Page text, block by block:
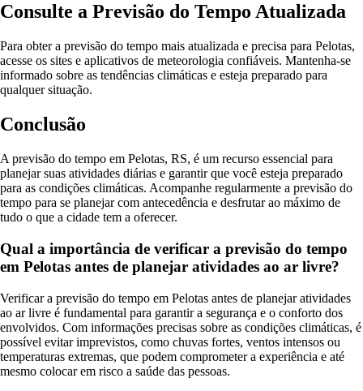
Consulte a Previsão do Tempo Atualizada
Para obter a previsão do tempo mais atualizada e precisa para Pelotas,
acesse os sites e aplicativos de meteorologia confiáveis. Mantenha-se
informado sobre as tendências climáticas e esteja preparado para
qualquer situação.
Conclusão
A previsão do tempo em Pelotas, RS, é um recurso essencial para
planejar suas atividades diárias e garantir que você esteja preparado
para as condições climáticas. Acompanhe regularmente a previsão do
tempo para se planejar com antecedência e desfrutar ao máximo de
tudo o que a cidade tem a oferecer.
Qual a importância de verificar a previsão do tempo
em Pelotas antes de planejar atividades ao ar livre?
Verificar a previsão do tempo em Pelotas antes de planejar atividades
ao ar livre é fundamental para garantir a segurança e o conforto dos
envolvidos. Com informações precisas sobre as condições climáticas, é
possível evitar imprevistos, como chuvas fortes, ventos intensos ou
temperaturas extremas, que podem comprometer a experiência e até
mesmo colocar em risco a saúde das pessoas.